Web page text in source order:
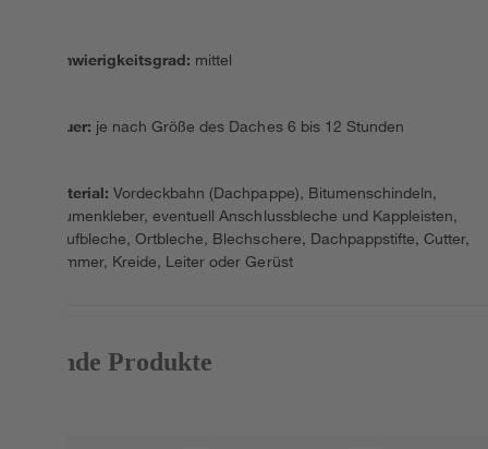
Schwierigkeitsgrad: mittel
Dauer: je nach Größe des Daches 6 bis 12 Stunden
Material:Vordeckbahn (Dachpappe), Bitumenschindeln,
Bitumenkleber, eventuell Anschlussbleche und Kappleisten,
Traufbleche, Ortbleche, Blechschere, Dachpappstifte, Cutter,
Hammer, Kreide, Leiter oder Gerüst
Passende Produkte